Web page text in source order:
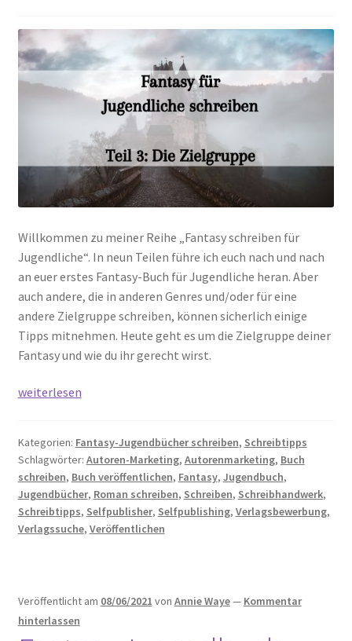
Willkommen zu meiner Reihe „Fantasy schreiben für
Jugendliche“. In neun Teilen führe ich euch nach und nach
an euer erstes Fantasy-Buch für Jugendliche heran. Aber
auch andere, die in anderen Genres und/oder für eine
andere Zielgruppe schreiben, können sicherlich einige
Tipps mitnehmen. Heute geht es um die Zielgruppe deiner
Fantasy und wie du ihr gerecht wirst.
Fantasy-
–
Teil
3:
Die
Zielgruppe
weiterlesen
Kategorien: Fantasy-Jugendbücher schreiben, Schreibtipps
Schlagwörter: Autoren-Marketing, Autorenmarketing, Buch
schreiben, Buch veröffentlichen, Fantasy, Jugendbuch,
Jugendbücher, Roman schreiben, Schreiben, Schreibhandwerk,
Schreibtipps, Selfpublisher, Selfpublishing, Verlagsbewerbung,
Verlagssuche, Veröffentlichen
Veröffentlicht am 08/06/2021 von Annie Waye— Kommentar
hinterlassen